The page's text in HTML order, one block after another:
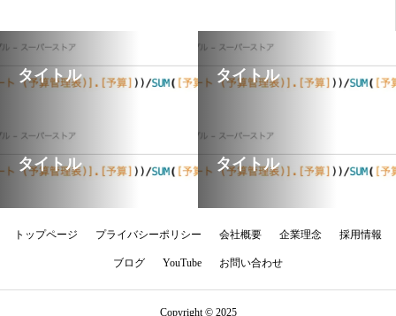
タイトル タイトル
タイトル タイトル
トップページ プライバシーポリシー 会社概要 企業理念 採用情報
ブログ YouTube お問い合わせ
Copyright © 2025